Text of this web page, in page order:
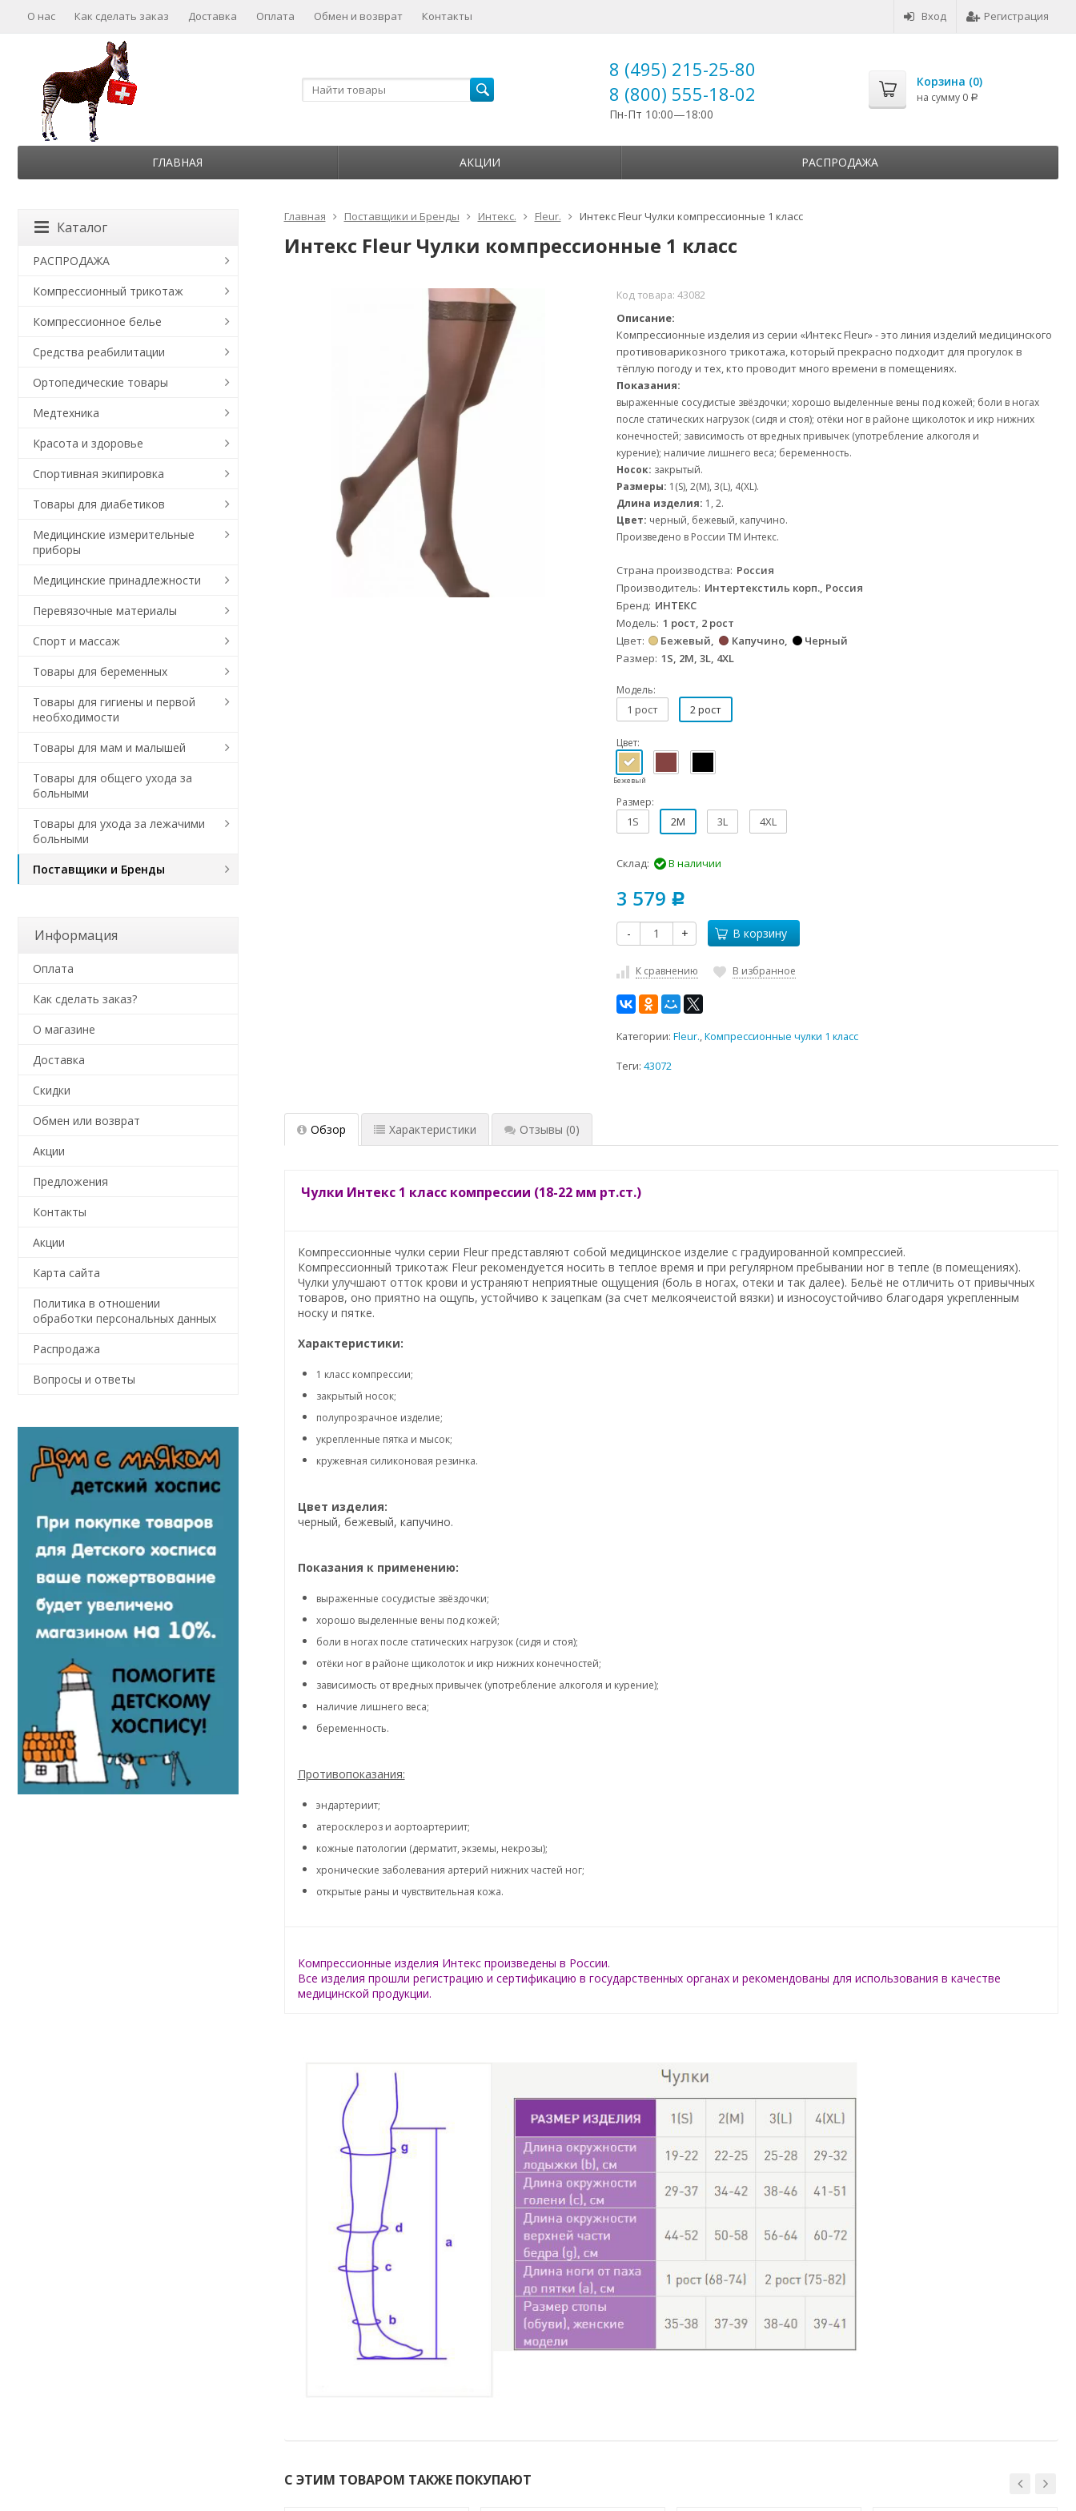
Вход Регистрация
О нас Как сделать заказ Доставка Оплата Обмен и возврат Контакты
8 (495) 215-25-80
8 (800) 555-18-02
Пн-Пт 10:00—18:00
Корзина (0)
на сумму 0 Р
ГЛАВНАЯ АКЦИИ РАСПРОДАЖА
Главная Поставщики и Бренды Интекс. Fleur. Интекс Fleur Чулки компрессионные 1 класс
Интекс Fleur Чулки компрессионные 1 класс
Код товара:43082
Описание:
Компрессионные изделия из серии «Интекс Fleur» - это линия изделий медицинского
противоварикозного трикотажа, который прекрасно подходит для прогулок в
тёплую погоду и тех, кто проводит много времени в помещениях.
Показания:
выраженные сосудистые звёздочки;хорошо выделенные вены под кожей; боли в ногах
после статических нагрузок (сидя и стоя); отёки ног в районе щиколоток и икр нижних
конечностей; зависимость от вредных привычек (употребление алкоголя и
курение); наличие лишнего веса; беременность.
Носок: закрытый.
Размеры: 1(S), 2(M), 3(L), 4(XL).
Длина изделия: 1, 2.
Цвет: черный, бежевый, капучино.
Произведено в России ТМ Интекс.
Страна производства Россия
Производитель Интертекстиль корп., Россия
Бренд ИНТЕКС
Модель 1 рост, 2 рост
Цвет
Бежевый Капучино
Черный
Размер 1S, 2M, 3L, 4XL
Модель:
1 рост 2 рост
Цвет:
Бежевый
Размер:
1S 2M 3L 4XL
Склад: В наличии
3 579 Р
- + В корзину
К сравнению В избранное
Категории:Fleur.,Компрессионные чулки 1 класс
Теги:43072
Обзор Характеристики Отзывы (0)
Чулки Интекс 1 класс компрессии (18-22 мм рт.ст.)
Компрессионные чулки серии Fleur представляют собой медицинское изделие с градуированной компрессией.
Компрессионный трикотаж Fleur рекомендуется носить в теплое время и при регулярном пребывании ног в тепле (в помещениях).
Чулки улучшают отток крови и устраняют неприятные ощущения (боль в ногах, отеки и так далее). Бельё не отличить от привычных
товаров, оно приятно на ощупь, устойчиво к зацепкам (за счет мелкоячеистой вязки) и износоустойчиво благодаря укрепленным
носку и пятке.
Характеристики:
1 класс компрессии;
закрытый носок;
полупрозрачное изделие;
укрепленные пятка и мысок;
кружевная силиконовая резинка.
Цвет изделия:
черный, бежевый, капучино.
Показания к применению:
выраженные сосудистые звёздочки;
хорошо выделенные вены под кожей;
боли в ногах после статических нагрузок (сидя и стоя);
отёки ног в районе щиколоток и икр нижних конечностей;
зависимость от вредных привычек (употребление алкоголя и курение);
наличие лишнего веса;
беременность.
Противопоказания:
эндартериит;
атеросклероз и аортоартериит;
кожные патологии (дерматит, экземы, некрозы);
хронические заболевания артерий нижних частей ног;
открытые раны и чувствительная кожа.
Компрессионные изделия Интекс произведены в России.
Все изделия прошли регистрацию и сертификацию в государственных органах и рекомендованы для использования в качестве
медицинской продукции.
С ЭТИМ ТОВАРОМ ТАКЖЕ ПОКУПАЮТ
Каталог
РАСПРОДАЖА
Компрессионный трикотаж
Компрессионное белье
Средства реабилитации
Ортопедические товары
Медтехника
Красота и здоровье
Спортивная экипировка
Товары для диабетиков
Медицинские измерительные
приборы
Медицинские принадлежности
Перевязочные материалы
Спорт и массаж
Товары для беременных
Товары для гигиены и первой
необходимости
Товары для мам и малышей
Товары для общего ухода за
больными
Товары для ухода за лежачими
больными
Поставщики и Бренды
Информация
Оплата
Как сделать заказ?
О магазине
Доставка
Скидки
Обмен или возврат
Акции
Предложения
Контакты
Акции
Карта сайта
Политика в отношении
обработки персональных данных
Распродажа
Вопросы и ответы